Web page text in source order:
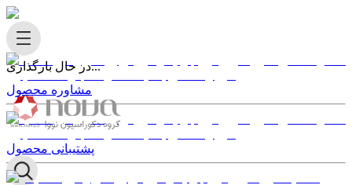
در حال بارگذاری...
مشاوره محصول
پشتیبانی محصول